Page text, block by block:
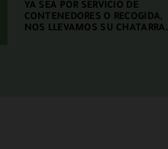
YA SEA POR SERVICIO DE
CONTENEDORES O RECOGIDA,
NOS LLEVAMOS SU CHATARRA.